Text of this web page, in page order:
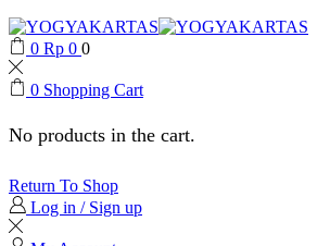
0 Rp 0 0
0 Shopping Cart
No products in the cart.
Return To Shop
Log in / Sign up